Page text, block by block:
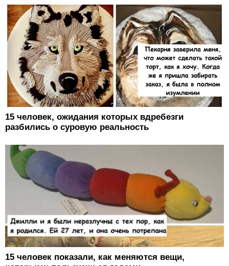
15 человек, ожидания которых вдребезги
разбились о суровую реальность
15 человек показали, как меняются вещи,